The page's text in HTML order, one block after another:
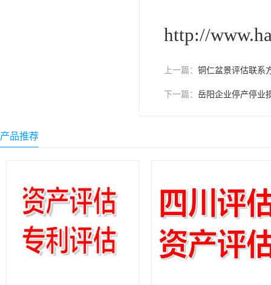
http://
上一篇： 铜仁盆景评估联系
下一篇： 岳阳企业停产停业
产品推荐